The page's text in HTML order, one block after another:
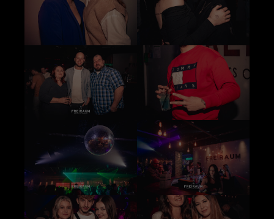
About us
Lorem ipsum dolor sit amet, consectetuer
adipiscing elit.
Aenean commodo ligula eget dolor. Aenean
massa. Cum sociis natoque penatibus et magnis
dis parturient montes, nascetur ridiculus mus.
Donec quam felis, ultricies nec.